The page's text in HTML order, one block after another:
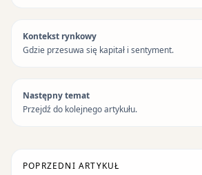
Kontekst rynkowy
Gdzie przesuwa się kapitał i sentyment.
Następny temat
Przejdź do kolejnego artykułu.
POPRZEDNI ARTYKUŁ